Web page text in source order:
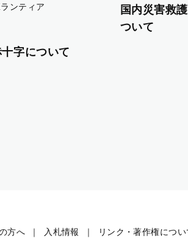
ンティア
字について
国内災害救
ついて
方へ 入札情報 リンク・著作権につ